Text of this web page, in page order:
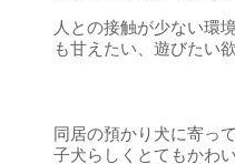
人との接触が少ない環
も甘えたい、遊びたい
同居の預かり犬に寄っ
子犬らしくとてもかわ